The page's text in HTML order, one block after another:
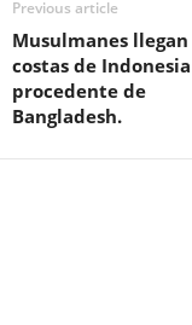
Previous article
Musulmanes llegan
costas de Indonesia
procedente de
Bangladesh.